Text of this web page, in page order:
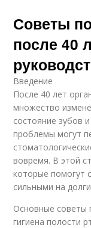
Советы
после 40
Введение
После 40 лет
множество
состояние зубов
проблемы могут
вовремя. В этой
которые помогут
сильными на
Основные советы
гигиена полости